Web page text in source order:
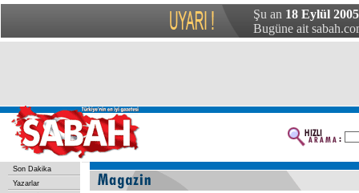
Şu an 18 Eylül
Bugüne ait
Son Dakika
Yazarlar